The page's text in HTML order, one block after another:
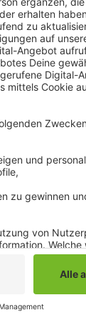
ist
den
der Sprit
dem
mit